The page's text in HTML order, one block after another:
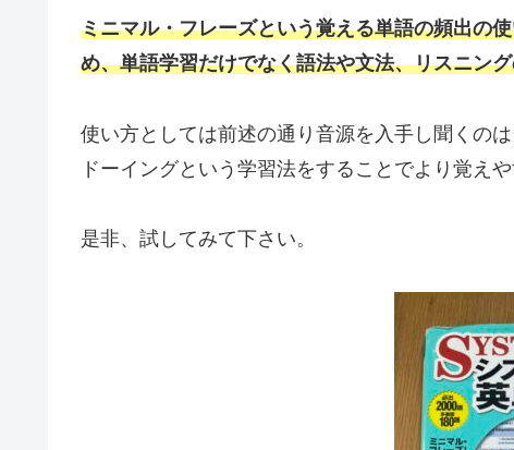
ミニマル・フレーズという覚える単語の頻出の
め、単語学習だけでなく語法や文法、リスニン
使い方としては前述の通り音源を入手し聞くの
ドーイングという学習法をすることでより覚えや
是非、試してみて下さい。